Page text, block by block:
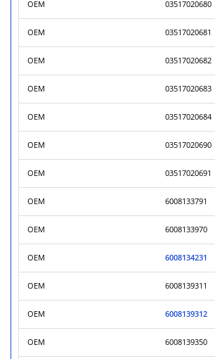
OEM 03517020680
OEM 03517020681
OEM 03517020682
OEM 03517020683
OEM 03517020684
OEM 03517020690
OEM 03517020691
OEM 6008133791
OEM 6008133970
OEM 6008134231
OEM 6008139311
OEM 6008139312
OEM 6008139350